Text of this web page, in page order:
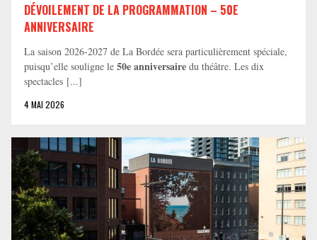
DÉVOILEMENT DE LA PROGRAMMATION – 50E
ANNIVERSAIRE
La saison 2026-2027 de La Bordée sera particulièrement spéciale,
puisqu’elle souligne le 50e anniversaire du théâtre. Les dix
spectacles [...]
4 MAI 2026